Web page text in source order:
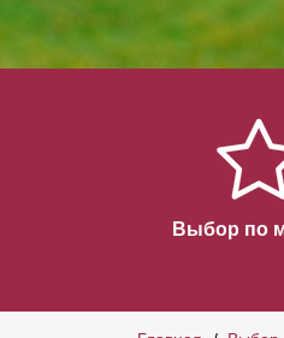
Выбор по